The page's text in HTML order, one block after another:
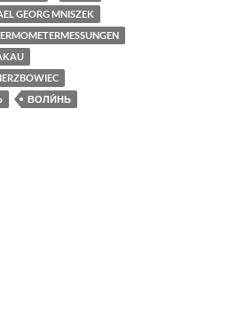
GEORG MNISZEK
ВОЛИ́НЬ